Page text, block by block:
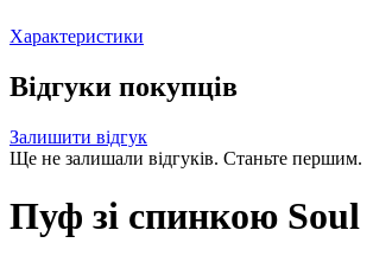
Характеристики
Відгуки покупців
Залишити відгук
Ще не залишали відгуків. Станьте першим.
Пуф зі спинкою Soul